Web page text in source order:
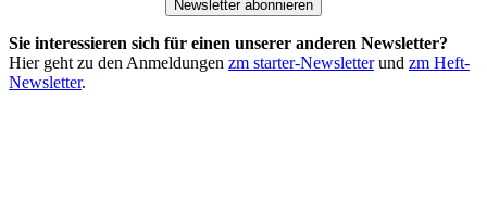
Newsletter abonnieren
Sie interessieren sich für einen unserer anderen Newsletter?
Hier geht zu den Anmeldungen zm starter-Newsletterund zm Heft-
Newsletter.